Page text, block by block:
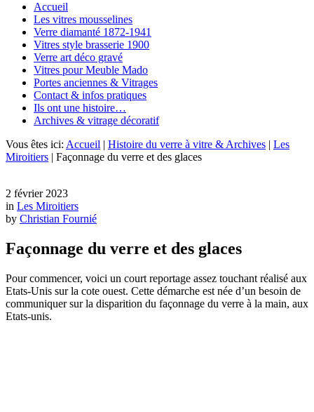
Accueil
Les vitres mousselines
Verre diamanté 1872-1941
Vitres style brasserie 1900
Verre art déco gravé
Vitres pour Meuble Mado
Portes anciennes & Vitrages
Contact & infos pratiques
Ils ont une histoire…
Archives & vitrage décoratif
Vous êtes ici: Accueil | Histoire du verre à vitre & Archives | Les
Miroitiers | Façonnage du verre et des glaces
2 février 2023
in Les Miroitiers
by Christian Fournié
Façonnage du verre et des glaces
Pour commencer, voici un court reportage assez touchant réalisé aux
Etats-Unis sur la cote ouest. Cette démarche est née d’un besoin de
communiquer sur la disparition du façonnage du verre à la main, aux
Etats-unis.